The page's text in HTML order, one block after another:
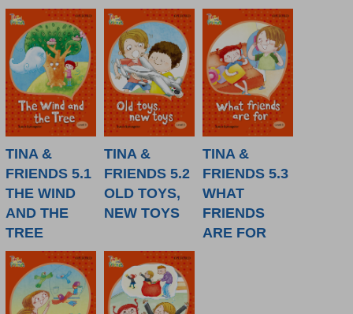
TINA &
FRIENDS 5.1
THE WIND
AND THE
TREE
TINA &
FRIENDS 5.2
OLD TOYS,
NEW TOYS
TINA &
FRIENDS 5.3
WHAT
FRIENDS
ARE FOR